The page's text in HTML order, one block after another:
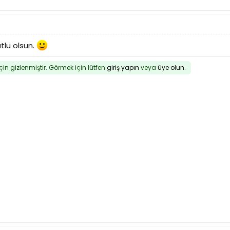
olsun.
gizlenmiştir. Görmek için lütfen giriş yapın veya üye olun.